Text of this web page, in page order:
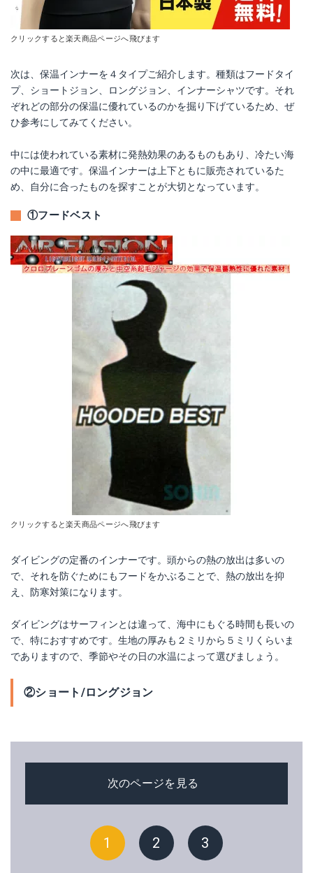
クリックすると楽天商品ページへ飛びます
次は、保温インナーを４タイプご紹介します。種類はフードタイ
プ、ショートジョン、ロングジョン、インナーシャツです。それ
ぞれどの部分の保温に優れているのかを掘り下げているため、ぜ
ひ参考にしてみてください。
中には使われている素材に発熱効果のあるものもあり、冷たい海
の中に最適です。保温インナーは上下ともに販売されているた
め、自分に合ったものを探すことが大切となっています。
①フードベスト
クリックすると楽天商品ページへ飛びます
ダイビングの定番のインナーです。頭からの熱の放出は多いの
で、それを防ぐためにもフードをかぶることで、熱の放出を抑
え、防寒対策になります。
ダイビングはサーフィンとは違って、海中にもぐる時間も長いの
で、特におすすめです。生地の厚みも２ミリから５ミリくらいま
でありますので、季節やその日の水温によって選びましょう。
②ショート/ロングジョン
次のページを見る
1 2 3